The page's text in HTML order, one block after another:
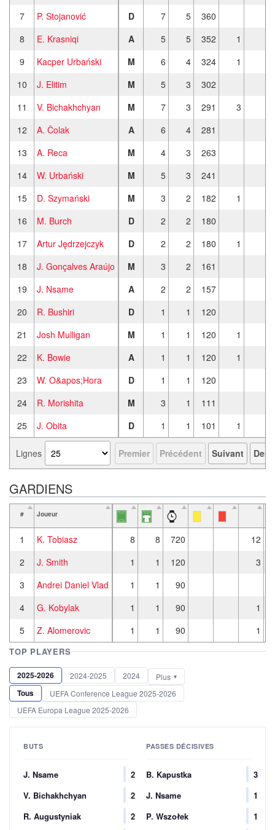
7
P. Stojanović D 7 5
360
8
E. Krasniqi A 5 5 352
1
9
Kacper Urbański M 6 4 324
1
10
J. Elitim M 5 3
302
11
V. Bichakhchyan M 7 3 291
3
12
A. Čolak A 6 4
281
13
A. Reca M 4 3
263
14
W. Urbański M 5 3
241
15
D. Szymański M 3 2 182
1
16
M. Burch D 2 2
180
17
Artur Jędrzejczyk D 2 2 180
1
18
J. Gonçalves Araújo M 3 2
161
19
J. Nsame A 2 2
157
20
R. Bushiri D 1 1
120
21
Josh Mulligan M 1 1 120
1
22
K. Bowie A 1 1 120
1
23
W. O&apos;Hora D 1 1
120
24
R. Morishita M 3 1
111
25
J. Obita D 1 1 101 1
Lignes Premier Précédent Suivant
GARDIENS
# Joueur
1 K. Tobiasz 8 8 720
12
2
J. Smith 1 1 120
3
3
Andrei Daniel Vlad 1 1
90
4
G. Kobylak 1 1 90
1
5
Z. Alomerovic 1 1 90 1
TOP PLAYERS
2025-2026 2024-2025 2024 Plus
Tous
UEFA Conference League 2025-2026
UEFA Europa League 2025-2026
BUTS
J. Nsame
2
V. Bichakhchyan
2
R. Augustyniak
2
PASSES DÉCISIVES
B. Kapustka
3
J. Nsame
1
P. Wszołek
1